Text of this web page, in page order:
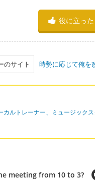
役に立った
のサイト 時勢に応じて俺を
カルトレーナー、ミュージック
meeting from 10 to 3?